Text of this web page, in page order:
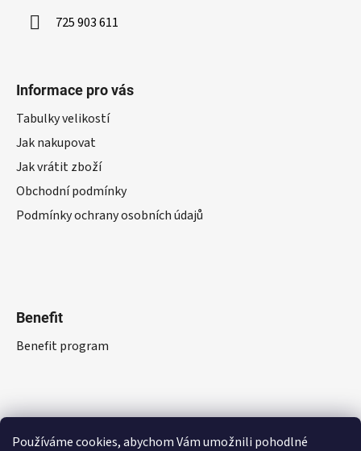
Používáme cookies, abychom Vám umožnili pohodlné
725 903 611
Informace pro vás
Tabulky velikostí
Jak nakupovat
Jak vrátit zboží
Obchodní podmínky
Podmínky ochrany osobních údajů
Benefit
Benefit program